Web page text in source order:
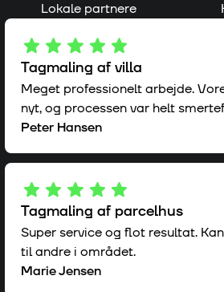
Lokale partnere
Tagmaling af villa
Meget professionelt arbejde.
nyt, og processen var helt
Peter Hansen
Tagmaling af parcelhus
Super service og flot resultat.
til andre i området.
Marie Jensen